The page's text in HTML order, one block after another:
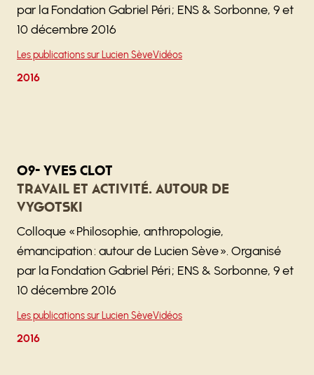
par la Fondation Gabriel Péri ; ENS & Sorbonne, 9 et
10 décembre 2016
Les publications sur Lucien SèveVidéos
2016
09- Yves Clot
Travail et activité. Autour de
Vygotski
Colloque « Philosophie, anthropologie,
émancipation : autour de Lucien Sève ». Organisé
par la Fondation Gabriel Péri ; ENS & Sorbonne, 9 et
10 décembre 2016
Les publications sur Lucien SèveVidéos
2016